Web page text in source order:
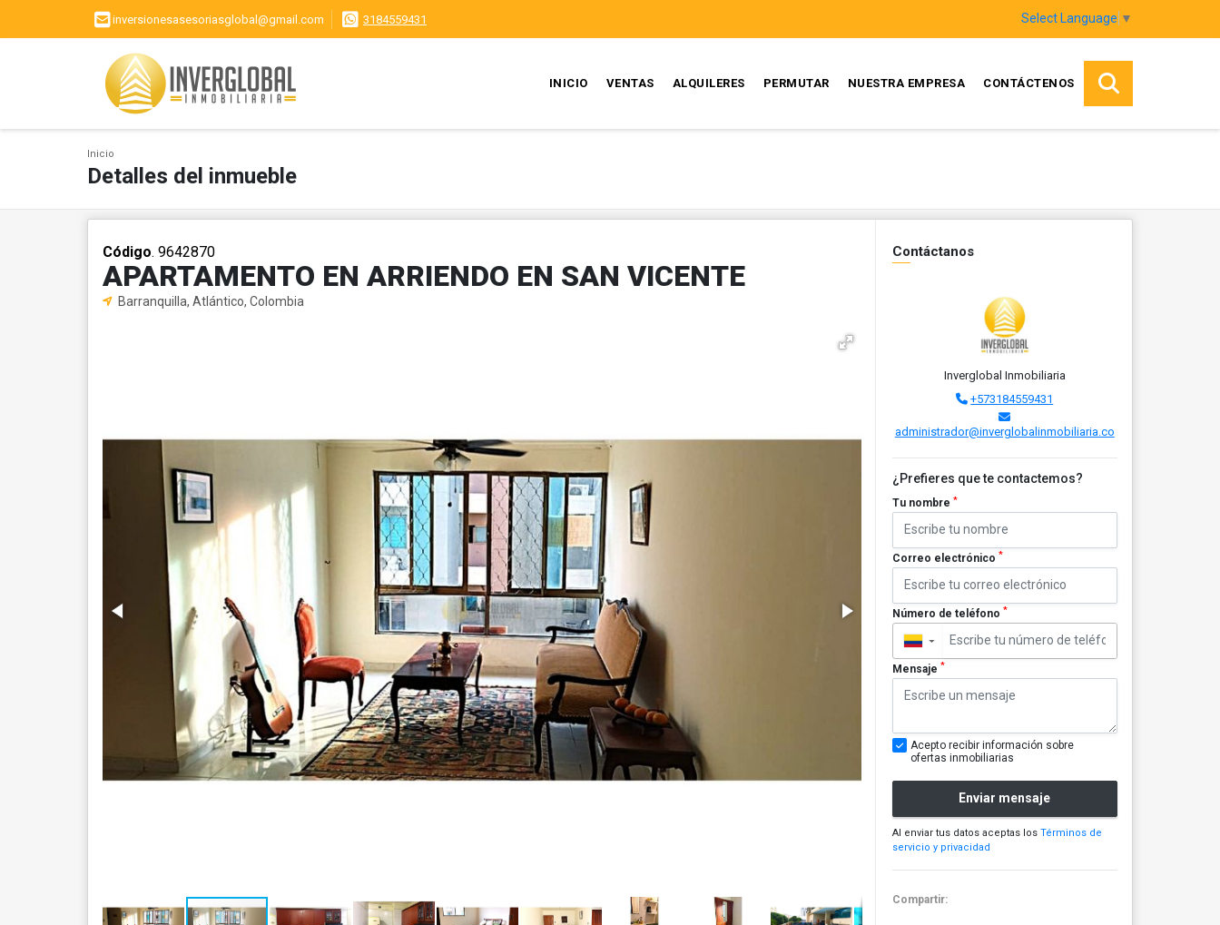
inversionesasesoriasglobal@gmail.com 3184559431 Select Language ▼
INICIO VENTAS ALQUILERES PERMUTAR NUESTRA EMPRESA CONTÁCTENOS
Inicio
Detalles del inmueble
Código. 9642870
APARTAMENTO EN ARRIENDO EN SAN VICENTE
Barranquilla, Atlántico, Colombia
Contáctanos
Inverglobal Inmobiliaria
+573184559431
administrador@inverglobalinmobiliaria.co
¿Prefieres que te contactemos?
Tu nombre *
Correo electrónico *
Número de teléfono *
▼
Mensaje *
Acepto recibir información sobre
ofertas inmobiliarias
Enviar mensaje
Al enviar tus datos aceptas los Términos de
servicio y privacidad
Compartir: